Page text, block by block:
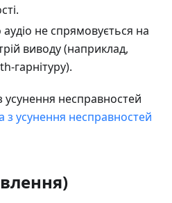
не спрямовується на
виводу (наприклад,
гарнітуру).
усунення несправностей
з усунення несправностей